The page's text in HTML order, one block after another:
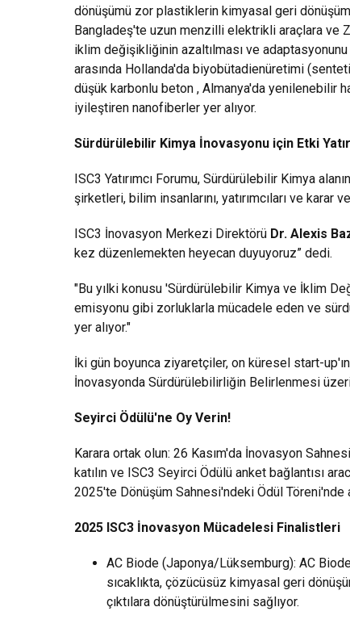
dönüşümü zor plastiklerin kimyasal geri
Bangladeş'te uzun menzilli elektrikli araçlara ve
iklim değişikliğinin azaltılması ve
arasında Hollanda'da biyobütadienüretimi
düşük karbonlu beton , Almanya'da yenilenebilir
iyileştiren nanofiberler yer alıyor.
Sürdürülebilir Kimya İnovasyonu için Etki
ISC3 Yatırımcı Forumu, Sürdürülebilir Kimya
şirketleri, bilim insanlarını, yatırımcıları ve karar
ISC3 İnovasyon Merkezi Direktörü Dr. Alexis
kez düzenlemekten heyecan duyuyoruz” dedi.
"Bu yılki konusu 'Sürdürülebilir Kimya ve İklim
emisyonu gibi zorluklarla mücadele eden ve
yer alıyor."
İki gün boyunca ziyaretçiler, on küresel start-up'ın
İnovasyonda Sürdürülebilirliğin Belirlenmesi
Seyirci Ödülü'ne Oy Verin!
Karara ortak olun: 26 Kasım'da İnovasyon
katılın ve ISC3 Seyirci Ödülü anket bağlantısı
2025'te Dönüşüm Sahnesi'ndeki Ödül Töreni'nde
2025 ISC3 İnovasyon Mücadelesi Finalistleri
AC Biode (Japonya/Lüksemburg): AC
sıcaklıkta, çözücüsüz kimyasal geri
çıktılara dönüştürülmesini sağlıyor.